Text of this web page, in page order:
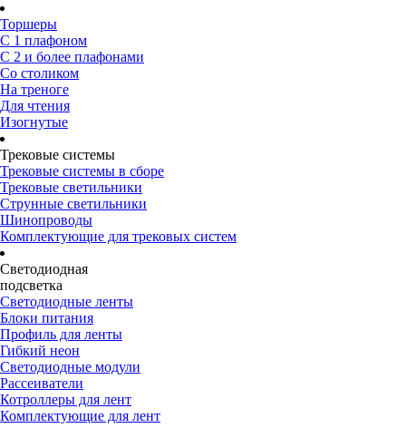
Торшеры
С 1 плафоном
С 2 и более плафонами
Со столиком
На треноге
Для чтения
Изогнутые
Трековые системы
Трековые системы в сборе
Трековые светильники
Струнные светильники
Шинопроводы
Комплектующие для трековых систем
Светодиодная
подсветка
Светодиодные ленты
Блоки питания
Профиль для ленты
Гибкий неон
Светодиодные модули
Рассеиватели
Котроллеры для лент
Комплектующие для лент